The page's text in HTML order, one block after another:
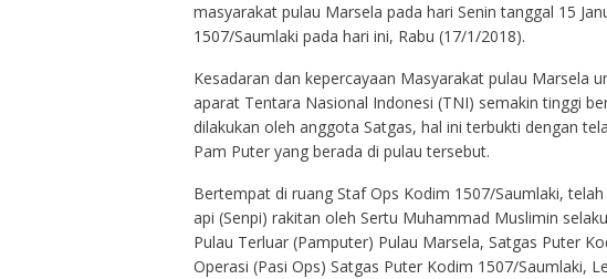
masyarakat pulau Marsela pada hari Senin tanggal 15
1507/Saumlaki pada hari ini, Rabu (17/1/2018).
Kesadaran dan kepercayaan Masyarakat pulau Marsela
aparat Tentara Nasional Indonesi (TNI) semakin tinggi
dilakukan oleh anggota Satgas, hal ini terbukti dengan
Pam Puter yang berada di pulau tersebut.
Bertempat di ruang Staf Ops Kodim 1507/Saumlaki,
api (Senpi) rakitan oleh Sertu Muhammad Muslimin
Pulau Terluar (Pamputer) Pulau Marsela, Satgas Puter
Operasi (Pasi Ops) Satgas Puter Kodim 1507/Saumlaki,